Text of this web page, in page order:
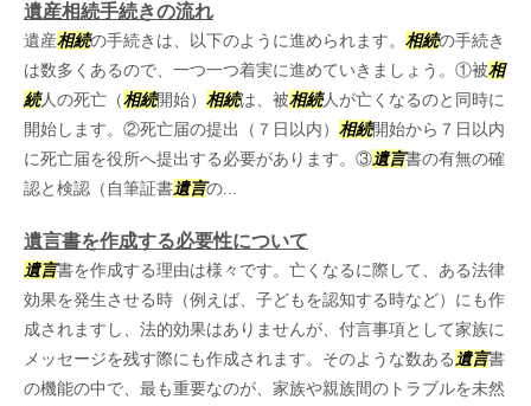
遺産相続手続きの流れ
遺産相続の手続きは、以下のように進められます。 相続の手続き
は数多くあるので、一つ一つ着実に進めていきましょう。①被相
続人の死亡（相続開始） 相続は、被相続人が亡くなるのと同時に
開始します。②死亡届の提出（７日以内） 相続開始から７日以内
に死亡届を役所へ提出する必要があります。③遺言書の有無の確
認と検認（自筆証書遺言の...
遺言書を作成する必要性について
遺言書を作成する理由は様々です。亡くなるに際して、ある法律
効果を発生させる時（例えば、子どもを認知する時など）にも作
成されますし、法的効果はありませんが、付言事項として家族に
メッセージを残す際にも作成されます。そのような数ある 遺言書
の機能の中で、最も重要なのが、家族や親族間のトラブルを未然